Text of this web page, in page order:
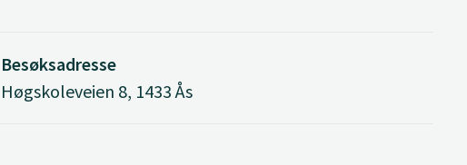
Besøksadresse
Høgskoleveien 8, 1433 Ås